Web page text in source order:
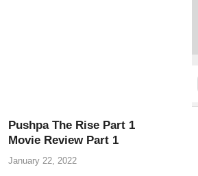
Pushpa The Rise Part 1
Movie Review Part 1
January 22, 2022